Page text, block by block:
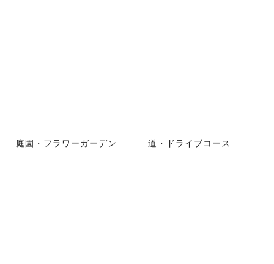
庭園・フラワーガーデン 道・ドライブコース